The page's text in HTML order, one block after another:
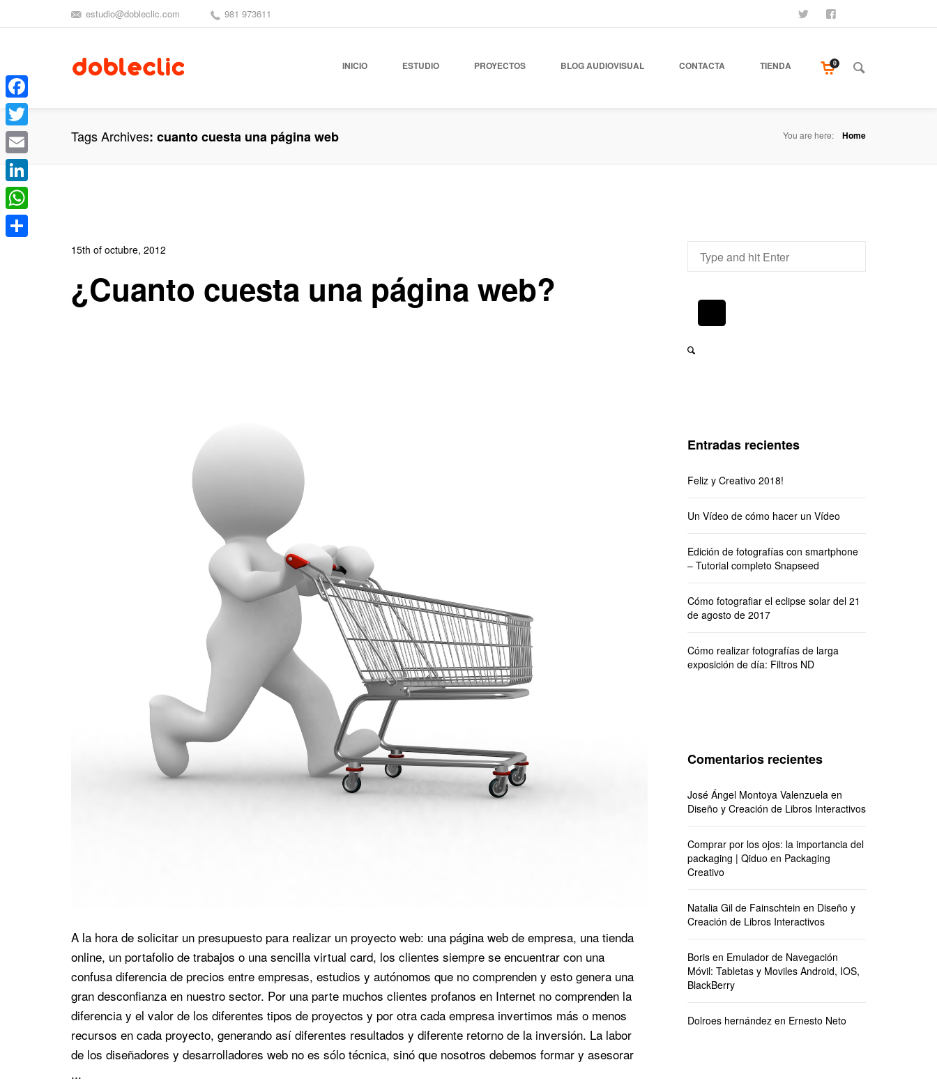
estudio@dobleclic.com 981 973611 SÍGUENOS
INICIO ESTUDIO PROYECTOS BLOG AUDIOVISUAL CONTACTA TIENDA 0
Tags Archives cuanto cuesta una página web You are here: Home
15th of octubre, 2012
0
¿Cuanto cuesta una página web?
A la hora de solicitar un presupuesto para realizar un proyecto web: una página web de empresa, una tienda
online, un portafolio de trabajos o una sencilla virtual card, los clientes siempre se encuentrar con una
confusa diferencia de precios entre empresas, estudios y autónomos que no comprenden y esto genera una
gran desconfianza en nuestro sector. Por una parte muchos clientes profanos en Internet no comprenden la
diferencia y el valor de los diferentes tipos de proyectos y por otra cada empresa invertimos más o menos
recursos en cada proyecto, generando así diferentes resultados y diferente retorno de la inversión. La labor
de los diseñadores y desarrolladores web no es sólo técnica, sinó que nosotros debemos formar y asesorar
...
Entradas recientes
Feliz y Creativo 2018!
Un Vídeo de cómo hacer un Vídeo
Edición de fotografías con smartphone
– Tutorial completo Snapseed
Cómo fotografiar el eclipse solar del 21
de agosto de 2017
Cómo realizar fotografías de larga
exposición de día: Filtros ND
Comentarios recientes
José Ángel Montoya Valenzuelaen
Diseño y Creación de Libros Interactivos
Comprar por los ojos: la importancia del
packaging | Qiduo en Packaging
Creativo
Natalia Gil de Fainschtein en Diseño y
Creación de Libros Interactivos
Borisen Emulador de Navegación
Móvil: Tabletas y Moviles Android, IOS,
BlackBerry
Dolroes hernándezen Ernesto Neto
Facebook
Twitter
Email
LinkedIn
WhatsApp